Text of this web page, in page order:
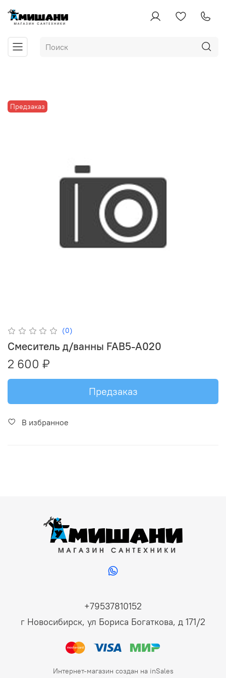
Предзаказ
(0)
Смеситель д/ванны FAB5-A020
2 600 ₽
Предзаказ
В избранное
+79537810152
г Новосибирск, ул Бориса Богаткова, д 171/2
Интернет-магазин создан на inSales